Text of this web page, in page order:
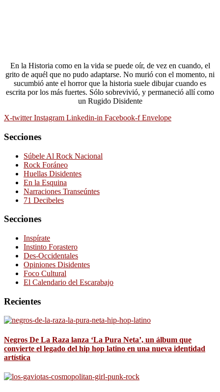
En la Historia como en la vida se puede oír, de vez en cuando, el
grito de aquél que no pudo adaptarse. No murió con el momento, ni
sucumbió ante el horror que la historia suele dibujar cuando es
escrita por los más fuertes. Sólo sobrevivió, y permaneció allí como
un Rugido Disidente
X-twitter Instagram Linkedin-in Facebook-f Envelope
Secciones
Súbele Al Rock Nacional
Rock Foráneo
Huellas Disidentes
En la Esquina
Narraciones Transeúntes
71 Decibeles
Secciones
Inspírate
Instinto Forastero
Des-Occidentales
Opiniones Disidentes
Foco Cultural
El Calendario del Escarabajo
Recientes
Negros De La Raza lanza ‘La Pura Neta’, un álbum que
convierte el legado del hip hop latino en una nueva identidad
artística